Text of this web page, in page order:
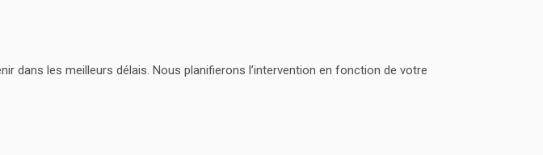
dans les meilleurs délais. Nous planifierons l’intervention en fonction de votre